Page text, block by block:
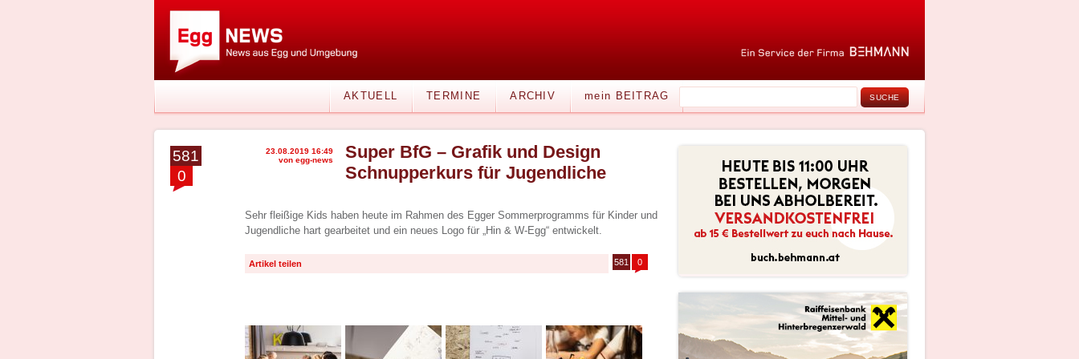
AKTUELL TERMINE ARCHIV mein BEITRAG
581
0
23.08.2019 16:49
von egg-news
Super BfG – Grafik und Design
Schnupperkurs für Jugendliche
Sehr fleißige Kids haben heute im Rahmen des Egger Sommerprogramms für Kinder und
Jugendliche hart gearbeitet und ein neues Logo für „Hin & W-Egg“ entwickelt.
Artikel teilen 581 0